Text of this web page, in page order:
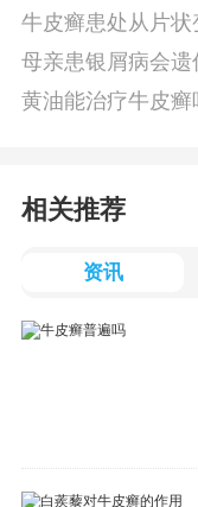
牛皮癣患处从片状
母亲患银屑病会遗
黄油能治疗牛皮癣
相关推荐
资讯